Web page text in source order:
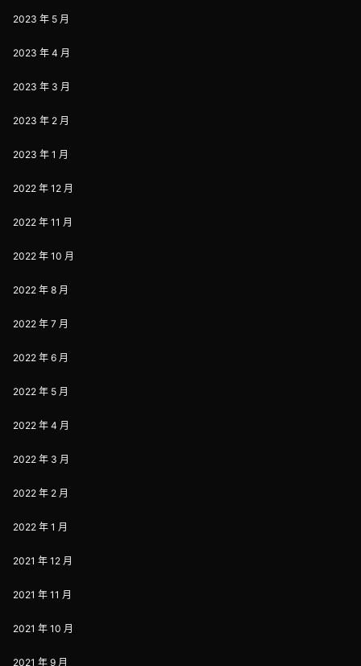
2023 年 5 月
2023 年 4 月
2023 年 3 月
2023 年 2 月
2023 年 1 月
2022 年 12 月
2022 年 11 月
2022 年 10 月
2022 年 8 月
2022 年 7 月
2022 年 6 月
2022 年 5 月
2022 年 4 月
2022 年 3 月
2022 年 2 月
2022 年 1 月
2021 年 12 月
2021 年 11 月
2021 年 10 月
2021 年 9 月